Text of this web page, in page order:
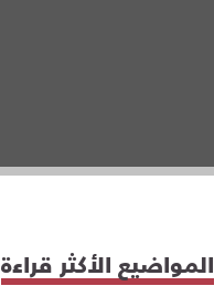
المواضيع الأكثر قراءة